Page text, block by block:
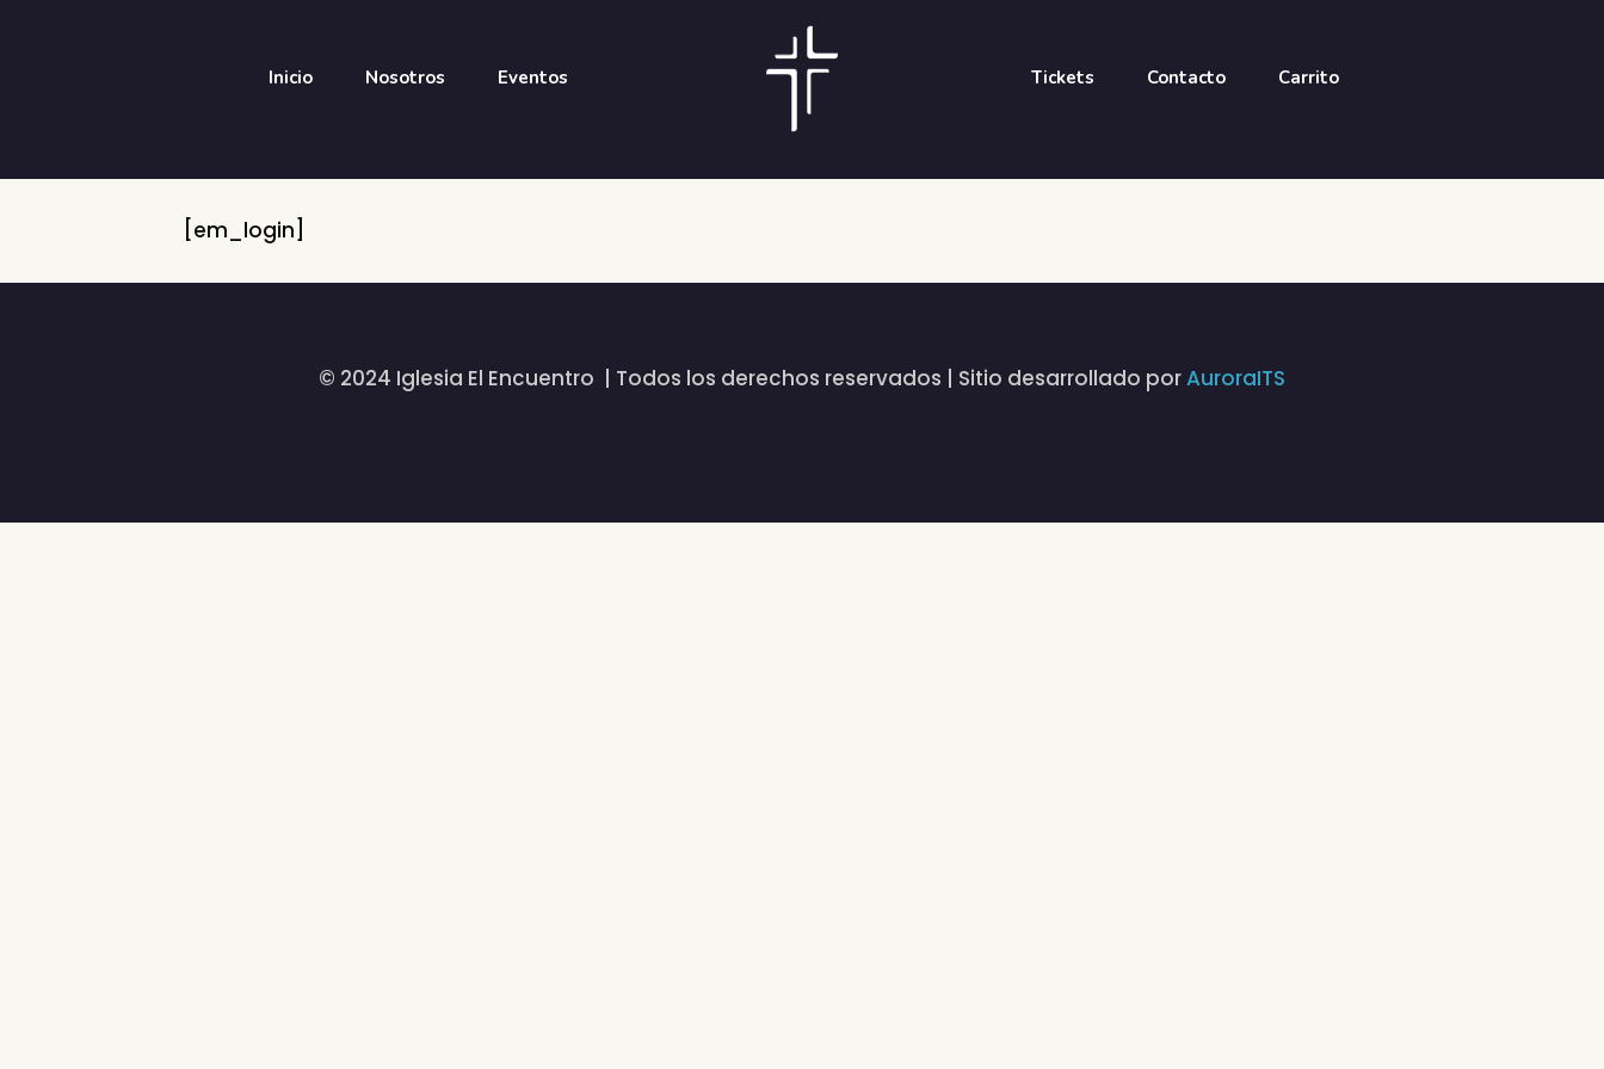
Inicio Nosotros Eventos Tickets Contacto Carrito
[em_login]
© 2024 Iglesia El Encuentro | Todos los derechos reservados | Sitio desarrollado porAuroraITS